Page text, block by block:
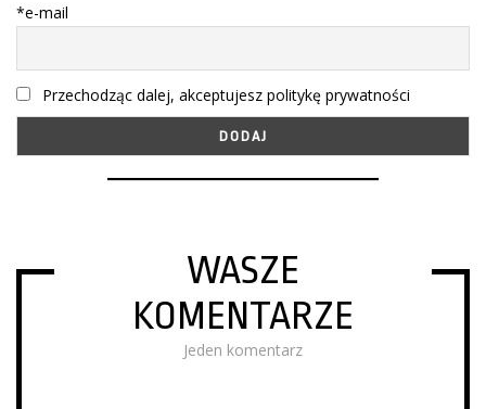
*e-mail
Przechodząc dalej, akceptujesz politykę prywatności
WASZE
KOMENTARZE
Jeden komentarz